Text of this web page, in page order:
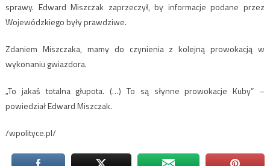
sprawy. Edward Miszczak zaprzeczył, by informacje podane przez
Wojewódzkiego były prawdziwe.
Zdaniem Miszczaka, mamy do czynienia z kolejną prowokacją w
wykonaniu gwiazdora.
„To jakaś totalna głupota. (…) To są słynne prowokacje Kuby” –
powiedział Edward Miszczak.
/wpolityce.pl/